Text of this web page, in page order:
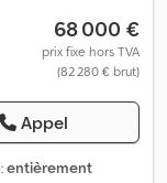
68 000 €
prix fixe hors TVA
(82 280 € brut)
Appel
entièrement